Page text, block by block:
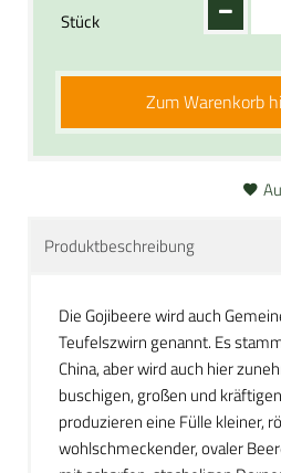
Stück
Zum Warenkorb
Produktbeschreibung
Die Gojibeere wird auch
Teufelszwirn genannt. Es
China, aber wird auch hier
buschigen, großen und
produzieren eine Fülle kleiner,
wohlschmeckender, ovaler